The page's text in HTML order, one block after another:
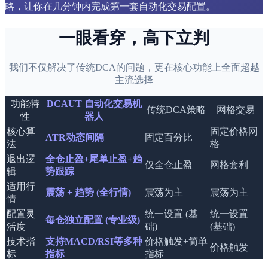
略，让你在几分钟内完成第一套自动化交易配置。
一眼看穿，高下立判
我们不仅解决了传统DCA的问题，更在核心功能上全面超越
主流选择
功能特
性
DCAUT 自动化交易机
器人
传统DCA策略 网格交易
核心算
法
ATR动态间隔 固定百分比
固定价格网
格
退出逻
辑
全仓止盈+尾单止盈+趋
势跟踪
仅全仓止盈 网格套利
适用行
情
震荡 + 趋势 (全行情) 震荡为主 震荡为主
配置灵
活度
每仓独立配置 (专业级)
统一设置 (基
础)
统一设置
(基础)
技术指
标
支持MACD/RSI等多种
指标
价格触发+简单
指标
价格触发